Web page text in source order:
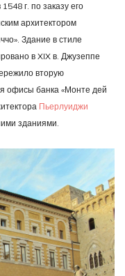
г. по заказу его
архитектором
Здание в стиле
в XIX в. Джузеппе
вторую
офисы банка «Монте дей
Пьерлуиджи
зданиями.